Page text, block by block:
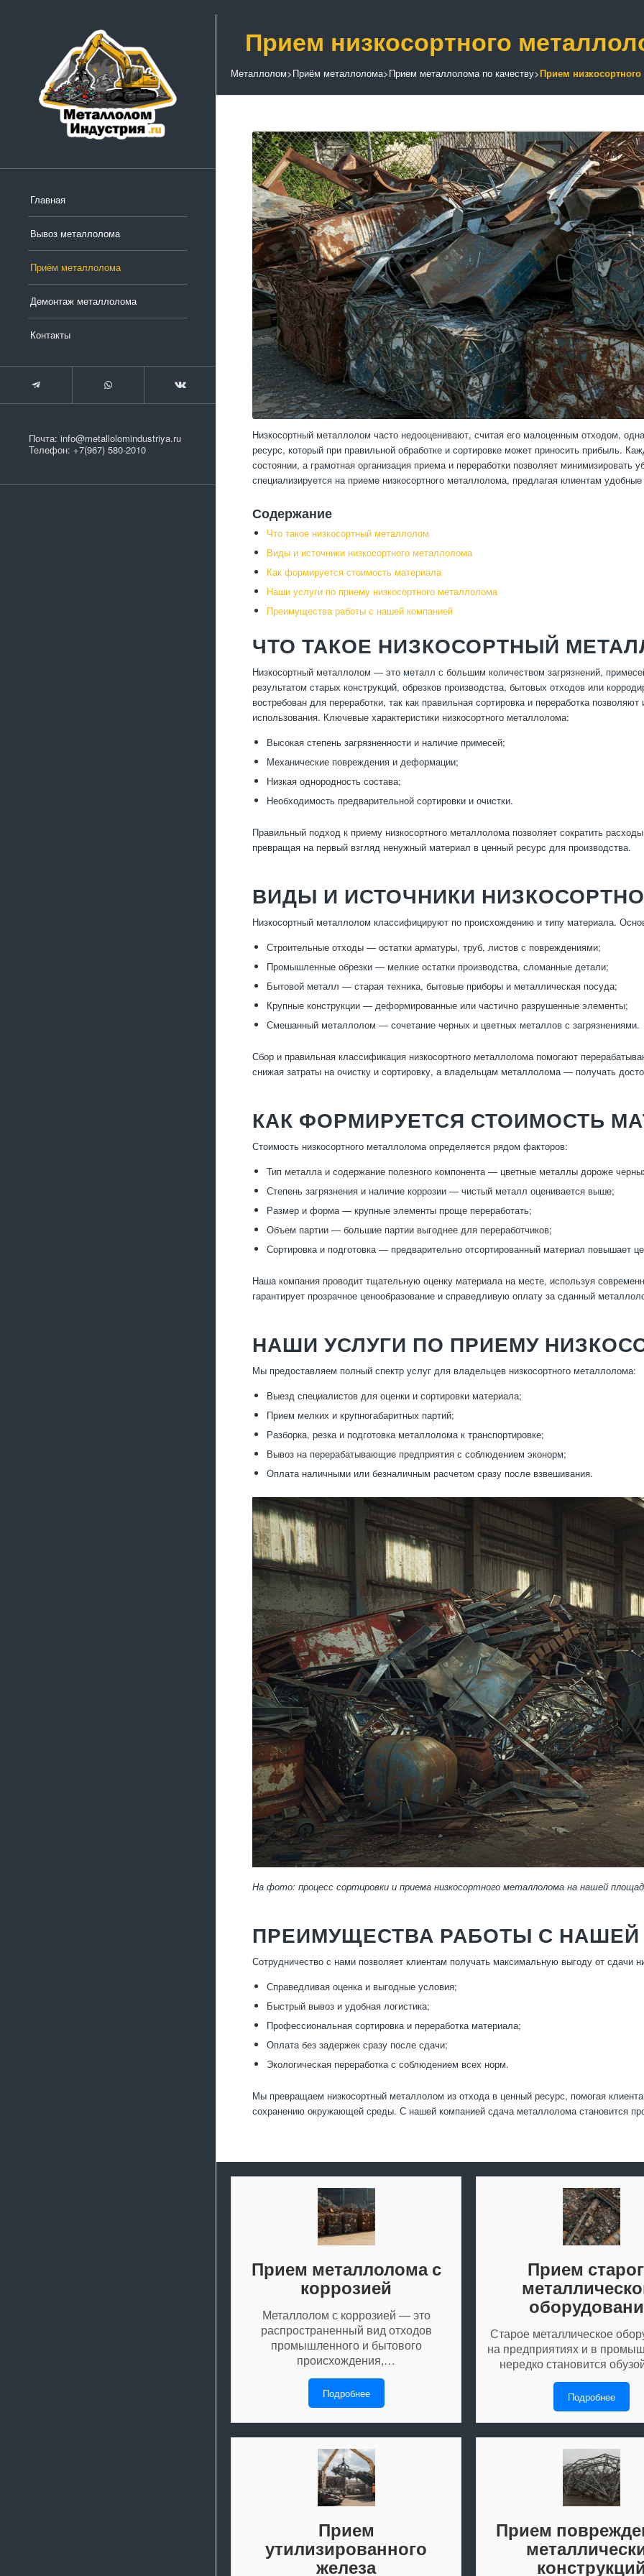
Главная
Вывоз металлолома
Приём металлолома
Демонтаж металлолома
Контакты
Почта: info@metallolomindustriya.ru
Телефон: +7(967) 580-2010
Прием низкосортного
Металлолом>Приём металлолома>Прием металлолома по качеству>Прием
Низкосортный металлолом часто недооценивают, считая его малоценным отходом,
ресурс, который при правильной обработке и сортировке может приносить прибыль.
состоянии, а грамотная организация приема и переработки позволяет
специализируется на приеме низкосортного металлолома, предлагая клиентам
Содержание
Что такое низкосортный металлолом
Виды и источники низкосортного металлолома
Как формируется стоимость материала
Наши услуги по приему низкосортного металлолома
Преимущества работы с нашей компанией
ЧТО ТАКОЕ НИЗКОСОРТНЫЙ
Низкосортный металлолом — это металл с большим количеством загрязнений,
результатом старых конструкций, обрезков производства, бытовых отходов или
востребован для переработки, так как правильная сортировка и переработка
использования. Ключевые характеристики низкосортного металлолома:
Высокая степень загрязненности и наличие примесей;
Механические повреждения и деформации;
Низкая однородность состава;
Необходимость предварительной сортировки и очистки.
Правильный подход к приему низкосортного металлолома позволяет сократить
превращая на первый взгляд ненужный материал в ценный ресурс для производства.
ВИДЫ И ИСТОЧНИКИ
Низкосортный металлолом классифицируют по происхождению и типу материала.
Строительные отходы — остатки арматуры, труб, листов с повреждениями;
Промышленные обрезки — мелкие остатки производства, сломанные детали;
Бытовой металл — старая техника, бытовые приборы и металлическая посуда;
Крупные конструкции — деформированные или частично разрушенные элементы;
Смешанный металлолом — сочетание черных и цветных металлов с загрязнениями.
Сбор и правильная классификация низкосортного металлолома помогают
снижая затраты на очистку и сортировку, а владельцам металлолома — получать
КАК ФОРМИРУЕТСЯ СТОИМОСТЬ
Стоимость низкосортного металлолома определяется рядом факторов:
Тип металла и содержание полезного компонента — цветные металлы дороже
Степень загрязнения и наличие коррозии — чистый металл оценивается выше;
Размер и форма — крупные элементы проще переработать;
Объем партии — большие партии выгоднее для переработчиков;
Сортировка и подготовка — предварительно отсортированный материал повышает
Наша компания проводит тщательную оценку материала на месте, используя
гарантирует прозрачное ценообразование и справедливую оплату за сданный
НАШИ УСЛУГИ ПО ПРИЕМУ
Мы предоставляем полный спектр услуг для владельцев низкосортного металлолома:
Выезд специалистов для оценки и сортировки материала;
Прием мелких и крупногабаритных партий;
Разборка, резка и подготовка металлолома к транспортировке;
Вывоз на перерабатывающие предприятия с соблюдением эконорм;
Оплата наличными или безналичным расчетом сразу после взвешивания.
На фото: процесс сортировки и приема низкосортного металлолома на нашей
ПРЕИМУЩЕСТВА РАБОТЫ С
Сотрудничество с нами позволяет клиентам получать максимальную выгоду от сдачи
Справедливая оценка и выгодные условия;
Быстрый вывоз и удобная логистика;
Профессиональная сортировка и переработка материала;
Оплата без задержек сразу после сдачи;
Экологическая переработка с соблюдением всех норм.
Мы превращаем низкосортный металлолом из отхода в ценный ресурс, помогая
сохранению окружающей среды. С нашей компанией сдача металлолома становится
Прием металлолома с
коррозией
Металлолом с коррозией — это
распространенный вид отходов
промышленного и бытового
происхождения,…
Подробнее
Прием
Старое металлическое
на предприятиях и в
нередко становится
Подробнее
Прием
утилизированного
железа
Прием